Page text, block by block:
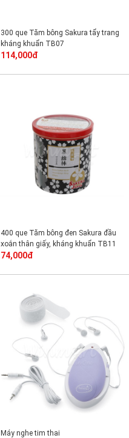
300 que Tăm bông Sakura tẩy trang
kháng khuẩn TB07
114,000đ
400 que Tăm bông đen Sakura đầu
xoắn thân giấy, kháng khuẩn TB11
74,000đ
Máy nghe tim thai